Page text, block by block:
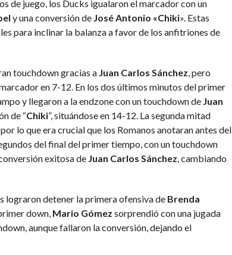
de juego, los Ducks igualaron el marcador con un
y una conversión de José Antonio «Chiki». Estas
para inclinar la balanza a favor de los anfitriones de
touchdown gracias a Juan Carlos Sánchez, pero
en 7-12. En los dos últimos minutos del primer
y llegaron a la endzone con un touchdown de Juan
de “Chiki”, situándose en 14-12. La segunda mitad
lo que era crucial que los Romanos anotaran antes del
del final del primer tiempo, con un touchdown
exitosa de Juan Carlos Sánchez, cambiando
lograron detener la primera ofensiva de Brenda
down, Mario Gómez sorprendió con una jugada
aunque fallaron la conversión, dejando el